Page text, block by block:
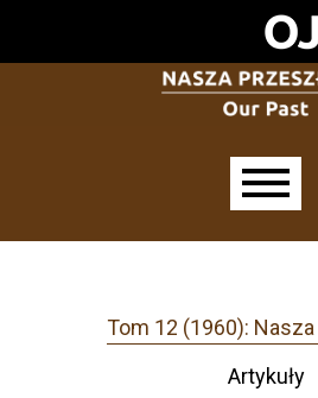
Tom 12 (1960):
Artykuły